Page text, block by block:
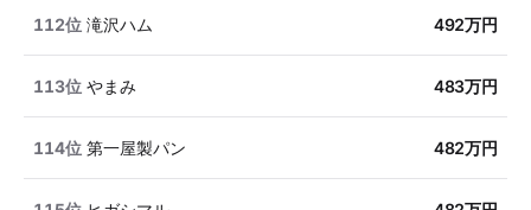
112位 滝沢ハム 492万円
113位 やまみ 483万円
114位 第一屋製パン 482万円